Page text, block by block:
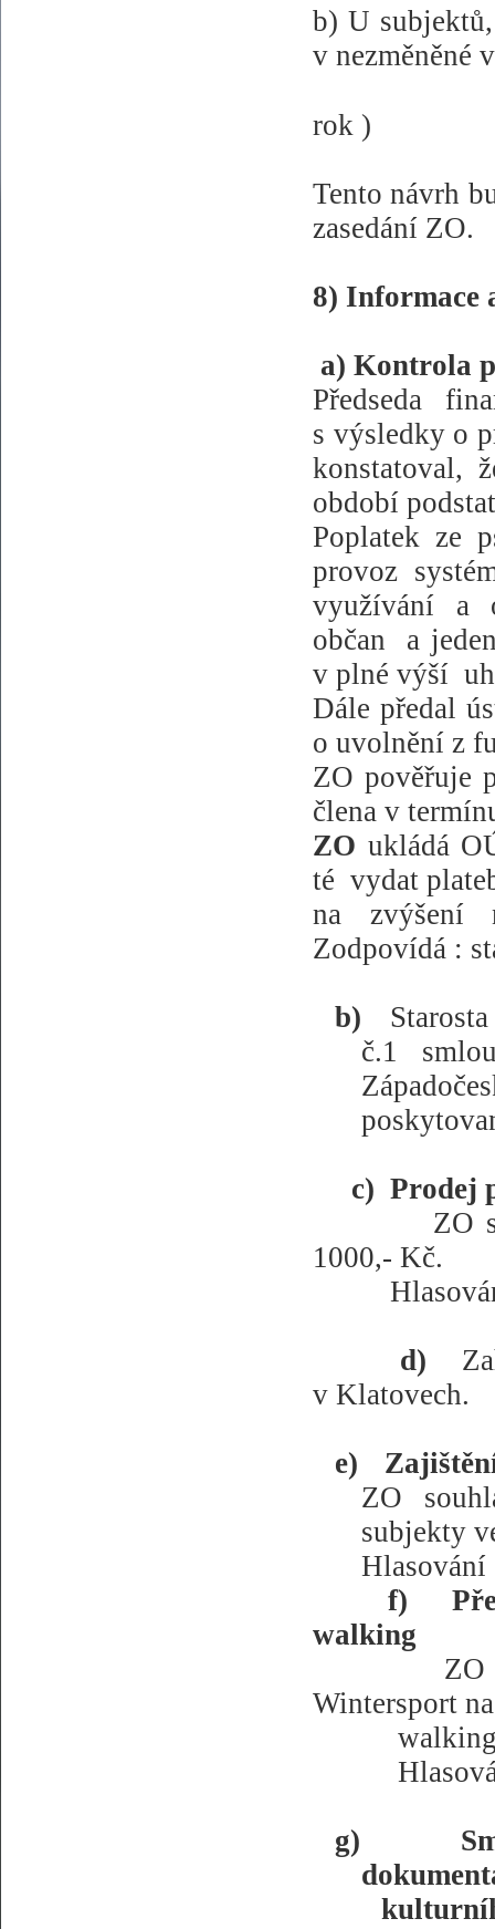
b) U
v nezměněné
rok )
Tento návrh
zasedání ZO.
8) Informace
a) Kontrola
Předseda
s výsledky o
konstatoval,
období
Poplatek ze
provoz
využívání a
občan
a
v plné výší
Dále předal
o uvolnění z
ZO pověřuje
člena v
ZO ukládá
té vydat
na zvýšení
Zodpovídá :
b)
č.1
c) Prodej
ZO
1000,- Kč.
d)
v Klatovech.
e)
ZO
subjekty
Hlasování
f)
walking
ZO
Wintersport
g)